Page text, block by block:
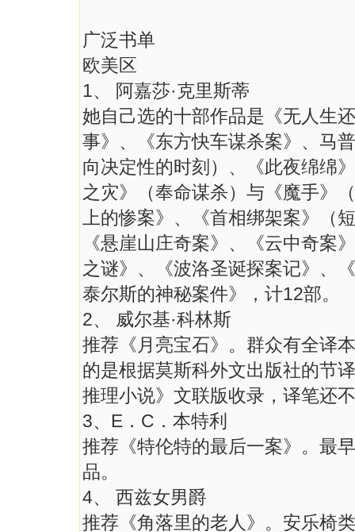
广泛书单
欧美区
1、 阿嘉莎·克里斯蒂
她自己选的十部作品是《无人生
事》、《东方快车谋杀案》、马
向决定性的时刻）、《此夜绵绵
之灾》（奉命谋杀）与《魔手》
上的惨案》、《首相绑架案》（
《悬崖山庄奇案》、《云中奇案
之谜》、《波洛圣诞探案记》、
泰尔斯的神秘案件》，计12部。
2、 威尔基·科林斯
推荐《月亮宝石》。群众有全译
的是根据莫斯科外文出版社的节
推理小说》文联版收录，译笔还
3、E．C．本特利
推荐《特伦特的最后一案》。最
品。
4、 西兹女男爵
推荐《角落里的老人》。安乐椅